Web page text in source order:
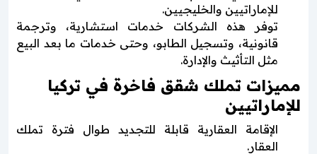
للإماراتيين والخليجيين.
توفر هذه الشركات خدمات استشارية، وترجمة
قانونية، وتسجيل الطابو، وحتى خدمات ما بعد البيع
مثل التأثيث والإدارة.
مميزات تملك شقق فاخرة في تركيا
للإماراتيين
الإقامة العقارية قابلة للتجديد طوال فترة تملك
العقار.